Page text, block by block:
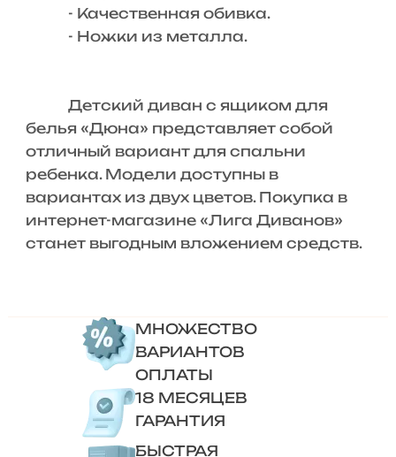
- Качественная обивка.
- Ножки из металла.
Детский диван с ящиком для
белья «Дюна» представляет собой
отличный вариант для спальни
ребенка. Модели доступны в
вариантах из двух цветов. Покупка в
интернет-магазине «Лига Диванов»
станет выгодным вложением средств.
МНОЖЕСТВО
ВАРИАНТОВ
ОПЛАТЫ
18 МЕСЯЦЕВ
ГАРАНТИЯ
БЫСТРАЯ